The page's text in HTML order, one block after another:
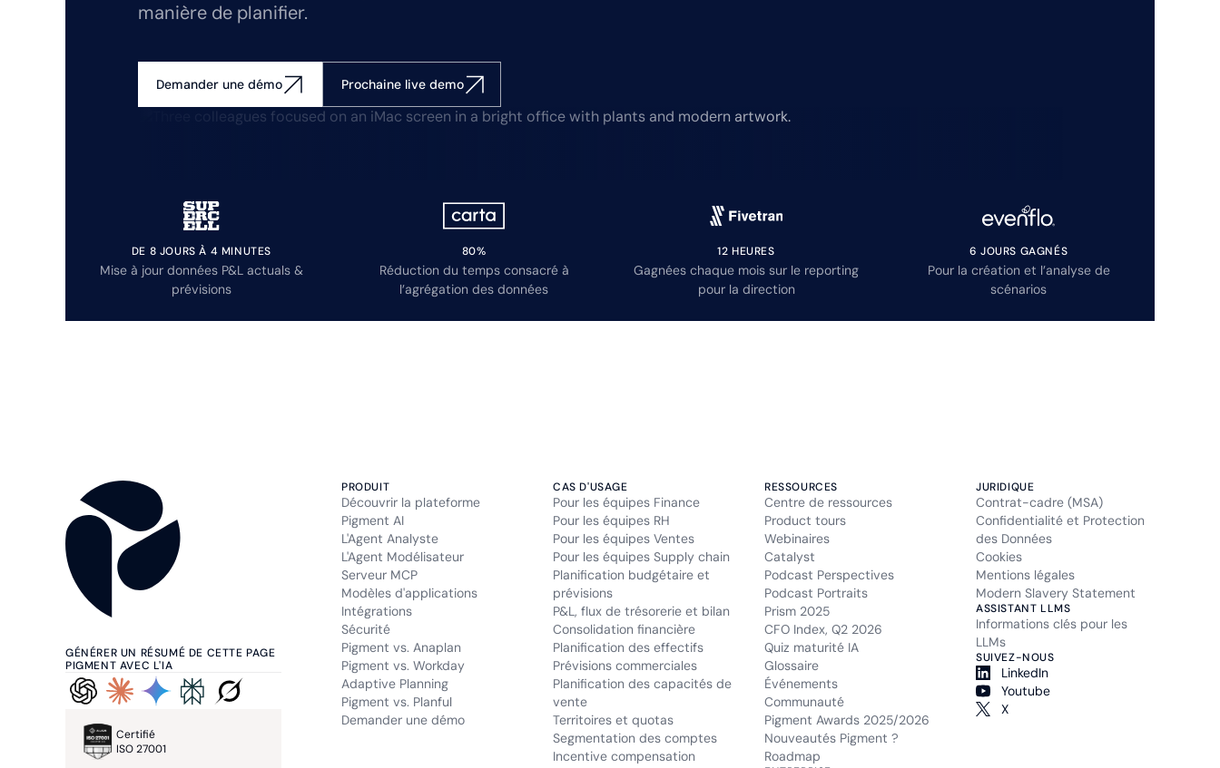
manière de planifier.
Demander une démo Prochaine live demo
DE 8 JOURS À 4 MINUTES
Mise à jour données P&L actuals &
prévisions
80%
Réduction du temps consacré à
l’agrégation des données
12 HEURES
Gagnées chaque mois sur le reporting
pour la direction
6 JOURS GAGNÉS
Pour la création et l’analyse de
scénarios
GÉNÉRER UN RÉSUMÉ DE CETTE PAGE
PIGMENT AVEC L'IA
Certifié
ISO 27001
PRODUIT
Découvrir la plateforme
Pigment AI
L'Agent Analyste
L'Agent Modélisateur
Serveur MCP
Modèles d'applications
Intégrations
Sécurité
Pigment vs. Anaplan
Pigment vs. Workday
Adaptive Planning
Pigment vs. Planful
Demander une démo
CAS D'USAGE
Pour les équipes Finance
Pour les équipes RH
Pour les équipes Ventes
Pour les équipes Supply chain
Planification budgétaire et
prévisions
P&L, flux de trésorerie et bilan
Consolidation financière
Planification des effectifs
Prévisions commerciales
Planification des capacités de
vente
Territoires et quotas
Segmentation des comptes
Incentive compensation
RESSOURCES
Centre de ressources
Product tours
Webinaires
Catalyst
Podcast Perspectives
Podcast Portraits
Prism 2025
CFO Index, Q2 2026
Quiz maturité IA
Glossaire
Événements
Communauté
Pigment Awards 2025/2026
Nouveautés Pigment ?
Roadmap
JURIDIQUE
Contrat-cadre (MSA)
Confidentialité et Protection
des Données
Cookies
Mentions légales
Modern Slavery Statement
ASSISTANT LLMS
Informations clés pour les
LLMs
SUIVEZ-NOUS
LinkedIn
Youtube
X